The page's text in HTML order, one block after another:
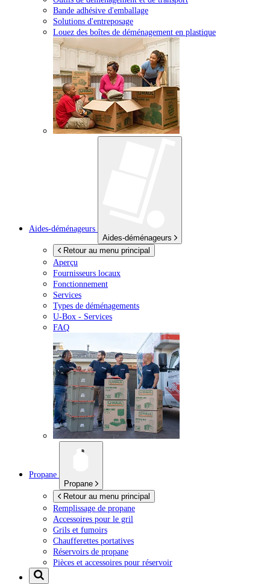
Bande adhésive d'emballage
Solutions d'entreposage
Louez des boîtes de déménagement en plastique
Aides-déménageurs
Aides-déménageurs
Retour au menu principal
Aperçu
Fournisseurs locaux
Fonctionnement
Services
Types de déménagements
U-Box - Services
FAQ
Propane
Propane
Retour au menu principal
Remplissage de propane
Accessoires pour le gril
Grils et fumoirs
Chaufferettes portatives
Réservoirs de propane
Pièces et accessoires pour réservoir